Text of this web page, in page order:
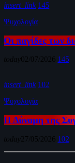
insert_link 145
Ψυχολογία
Οι παγίδες των
today02/07/2026 145
insert_link 102
Ψυχολογία
Η Δύναμη της
today 27/05/2026 102